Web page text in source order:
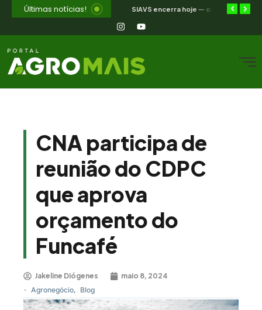
Últimas notícias!
CNA participa de
reunião do CDPC
que aprova
orçamento do
Funcafé
Jakeline Diógenes maio 8, 2024
- Agronegócio, Blog